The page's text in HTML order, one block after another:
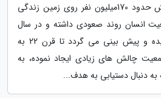
خبرنگاران: دو هزار سال پیش حدود 170میلیون نفر روی زمین زندگی
انسان روند صعودی داشته و در سال
2019 به 7.7میلیارد نفر رسیده و پیش بینی می گردد تا قرن 22 به
چالش های زیادی ایجاد نموده، به
دنبال دستیابی به هدف...